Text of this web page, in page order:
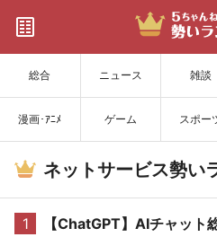
総合 ニュース 雑談
漫画･ｱﾆﾒ ゲーム スポー
サイト
ネットサービス勢い
1
【ChatGPT】AIチャット